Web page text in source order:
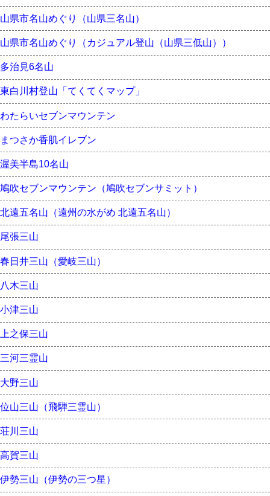
山県市名山めぐり（山県三名山）
山県市名山めぐり（カジュアル登山（山県三低山））
多治見6名山
東白川村登山「てくてくマップ」
わたらいセブンマウンテン
まつさか香肌イレブン
渥美半島10名山
鳩吹セブンマウンテン（鳩吹セブンサミット）
北遠五名山（遠州の水がめ 北遠五名山）
尾張三山
春日井三山（愛岐三山）
八木三山
小津三山
上之保三山
三河三霊山
大野三山
位山三山（飛騨三霊山）
荘川三山
高賀三山
伊勢三山（伊勢の三つ星）